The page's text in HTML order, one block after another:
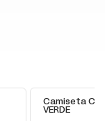
Camiseta
VERDE